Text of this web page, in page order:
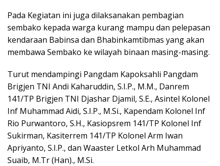
Pada Kegiatan ini juga dilaksanakan pembagian
sembako kepada warga kurang mampu dan pelepasan
kendaraan Babinsa dan Bhabinkamtibmas yang akan
membawa Sembako ke wilayah binaan masing-masing.
Turut mendampingi Pangdam Kapoksahli Pangdam
Brigjen TNI Andi Kaharuddin, S.I.P., M.M., Danrem
141/TP Brigjen TNI Djashar Djamil, S.E., Asintel Kolonel
Inf Muhammad Aidi, S.I.P., M.Si., Kapendam Kolonel Inf
Rio Purwantoro, S.H., Kasiopsrem 141/TP Kolonel Inf
Sukirman, Kasiterrem 141/TP Kolonel Arm Iwan
Apriyanto, S.I.P., dan Waaster Letkol Arh Muhammad
Suaib, M.Tr (Han)., M.Si.